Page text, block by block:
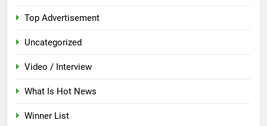
Top Advertisement
Uncategorized
Video / Interview
What Is Hot News
Winner List